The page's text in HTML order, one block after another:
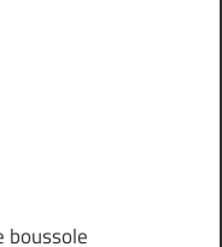
boussole